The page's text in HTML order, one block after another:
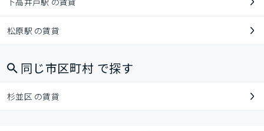
松原駅 の賃貸
同じ市区町村 で探す
杉並区 の賃貸